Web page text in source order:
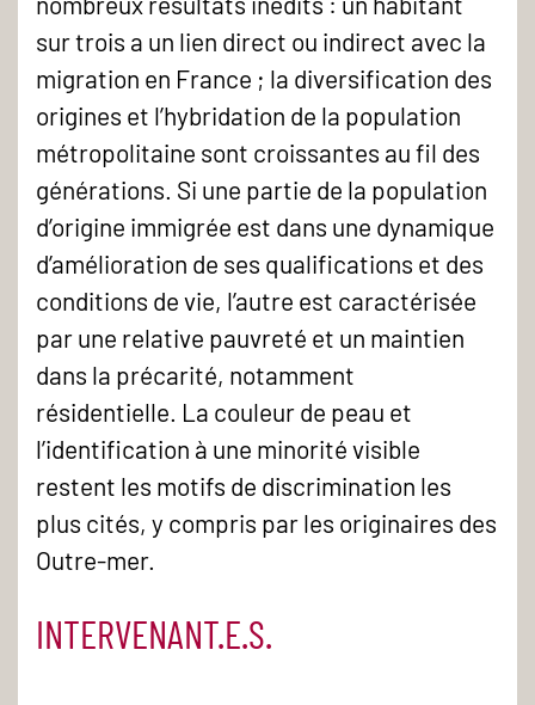
sur trois a un lien direct ou indirect avec la
migration en France ; la diversification des
origines et l’hybridation de la population
métropolitaine sont croissantes au fil des
générations. Si une partie de la population
d’origine immigrée est dans une dynamique
d’amélioration de ses qualifications et des
conditions de vie, l’autre est caractérisée
par une relative pauvreté et un maintien
dans la précarité, notamment
résidentielle. La couleur de peau et
l’identification à une minorité visible
restent les motifs de discrimination les
plus cités, y compris par les originaires des
Outre-mer.
INTERVENANT.E.S.